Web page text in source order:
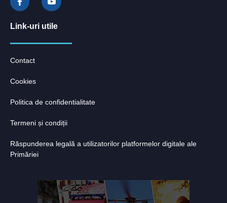
Link-uri utile
Contact
Cookies
Politica de confidentialitate
Termeni și condiții
Răspunderea legală a utilizatorilor platformelor digitale ale
Primăriei